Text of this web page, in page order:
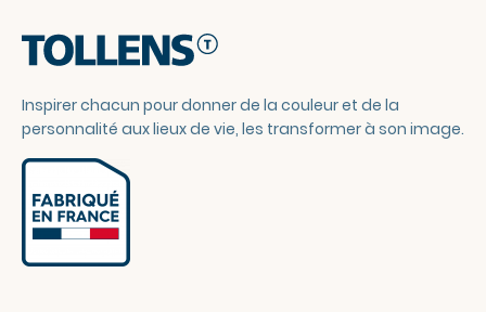
Inspirer chacun pour donner de la couleur et de la
personnalité aux lieux de vie, les transformer à son image.